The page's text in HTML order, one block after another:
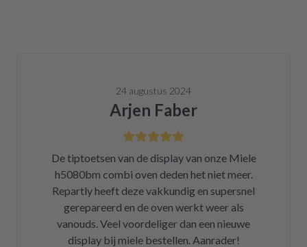
24 augustus 2024
Arjen Faber
De tiptoetsen van de display van onze Miele
h5080bm combi oven deden het niet meer.
Repartly heeft deze vakkundig en supersnel
gerepareerd en de oven werkt weer als
vanouds. Veel voordeliger dan een nieuwe
display bij miele bestellen. Aanrader!